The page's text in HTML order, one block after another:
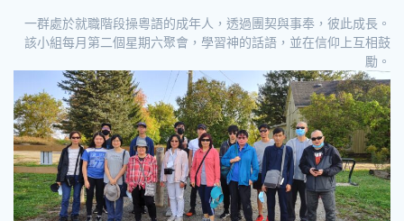
一群處於就職階段操粵語的成年人，透過團契與事奉，彼此成長。
該小組每月第二個星期六聚會，學習神的話語，並在信仰上互相鼓
勵。